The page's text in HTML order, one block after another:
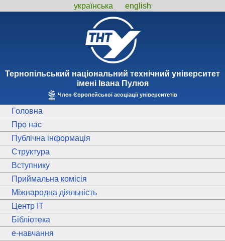
українська english
Тернопiльський національний технiчний унiверситет
iменi Iвана Пулюя
Член Європейської асоціації університетів
Головна
Про нас
Публічна інформація
Структура
Вступнику
Приймальна комісія
Міжнародна діяльність
Центр ІТ
Бібліотека
e-навчання